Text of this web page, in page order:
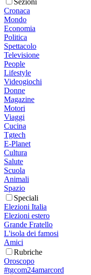
Sezioni
Cronaca
Mondo
Economia
Politica
Spettacolo
Televisione
People
Lifestyle
Videogiochi
Donne
Magazine
Motori
Viaggi
Cucina
Tgtech
E-Planet
Cultura
Salute
Scuola
Animali
Spazio
Speciali
Elezioni Italia
Elezioni estero
Grande Fratello
L'isola dei famosi
Amici
Rubriche
Oroscopo
#tgcom24amarcord